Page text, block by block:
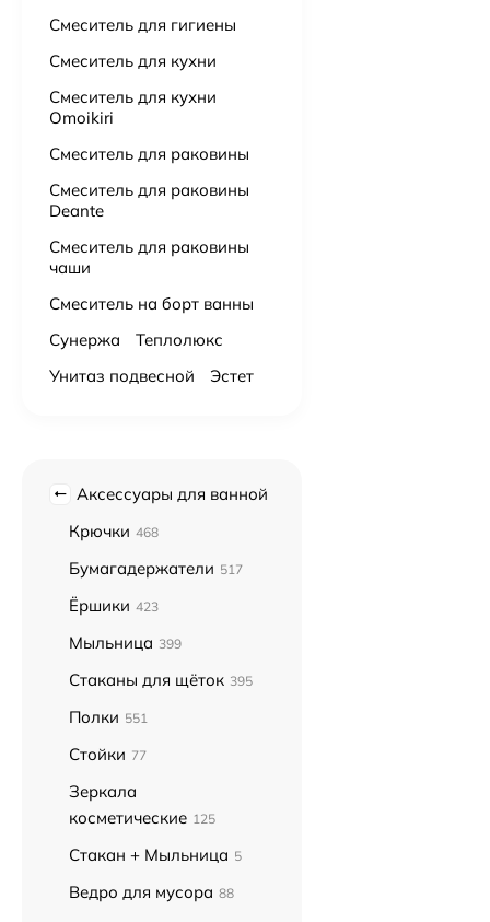
Смеситель для гигиены
Смеситель для кухни
Смеситель для кухни
Omoikiri
Смеситель для раковины
Смеситель для раковины
Deante
Смеситель для раковины
чаши
Смеситель на борт ванны
Сунержа
Теплолюкс
Унитаз подвесной
Эстет
Аксессуары для ванной
Крючки 468
Бумагадержатели 517
Ёршики 423
Мыльница 399
Стаканы для щёток 395
Полки 551
Стойки 77
Зеркала
косметические 125
Стакан + Мыльница 5
Ведро для мусора 88